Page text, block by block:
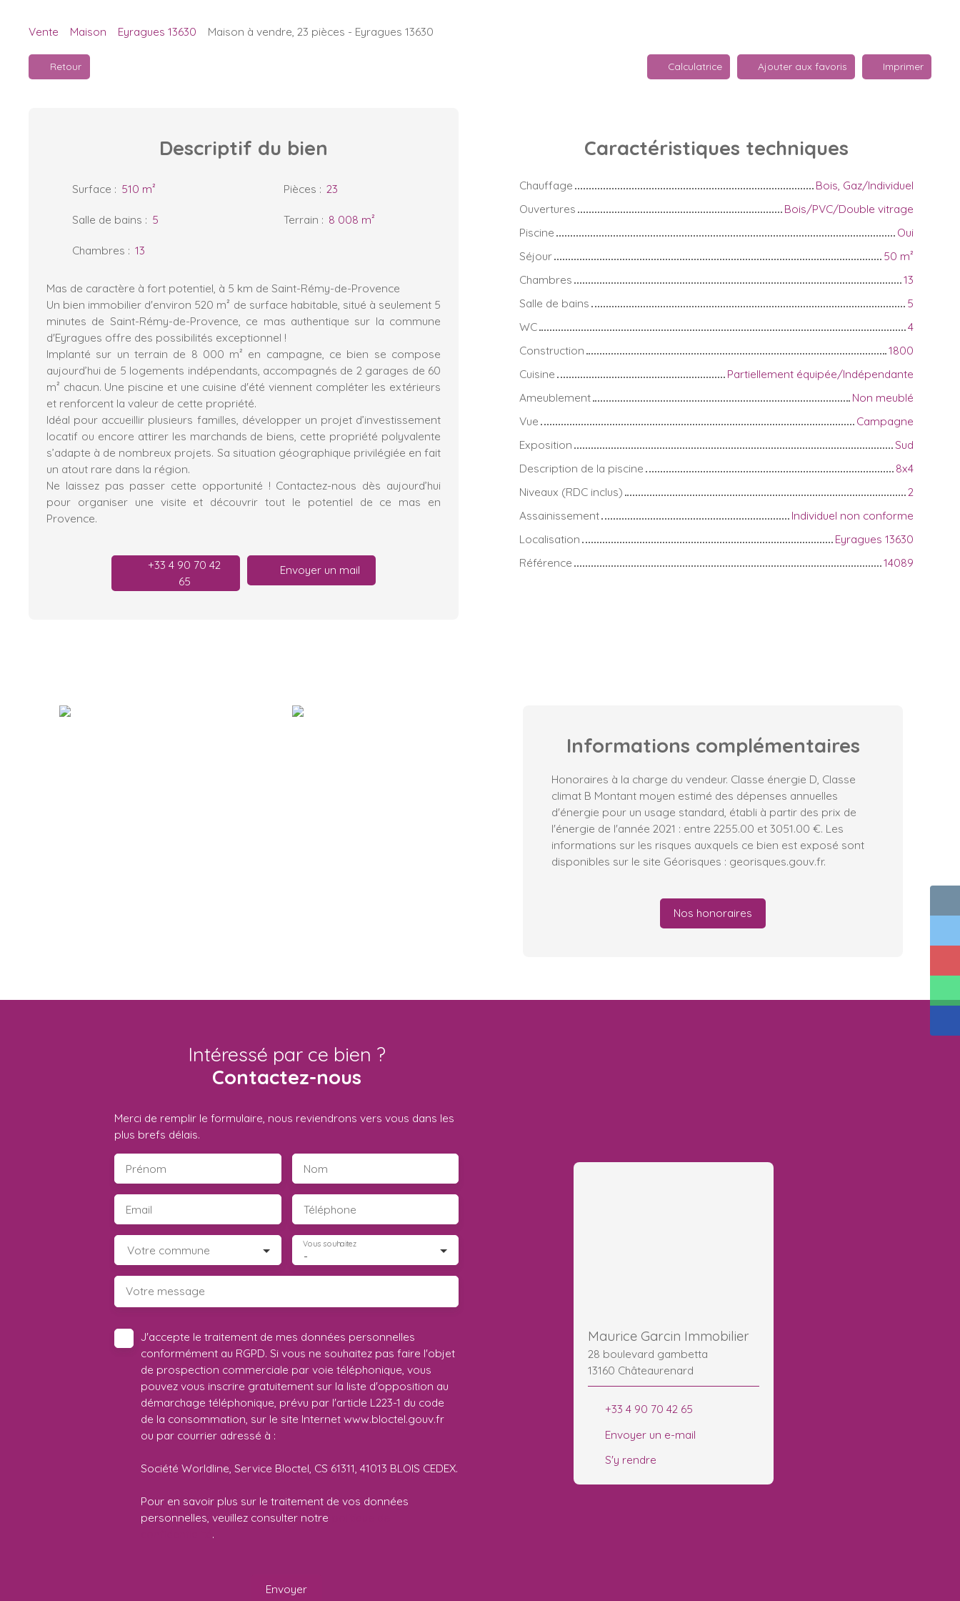
Vente Maison Eyragues 13630 Maison à vendre, 23 pièces - Eyragues 13630
Retour Calculatrice Ajouter aux favoris Imprimer
Descriptif du bien
Surface : 510 m² Pièces : 23
Salle de bains : 5 Terrain : 8 008 m²
Chambres : 13
Mas de caractère à fort potentiel, à 5 km de Saint-Rémy-de-Provence
Un bien immobilier d'environ 520 m² de surface habitable, situé à seulement 5
minutes de Saint-Rémy-de-Provence, ce mas authentique sur la commune
d'Eyragues offre des possibilités exceptionnel !
Implanté sur un terrain de 8 000 m² en campagne, ce bien se compose
aujourd’hui de 5 logements indépendants, accompagnés de 2 garages de 60
m² chacun. Une piscine et une cuisine d'été viennent compléter les extérieurs
et renforcent la valeur de cette propriété.
Idéal pour accueillir plusieurs familles, développer un projet d’investissement
locatif ou encore attirer les marchands de biens, cette propriété polyvalente
s’adapte à de nombreux projets. Sa situation géographique privilégiée en fait
un atout rare dans la région.
Ne laissez pas passer cette opportunité ! Contactez-nous dès aujourd’hui
pour organiser une visite et découvrir tout le potentiel de ce mas en
Provence.
+33 4 90 70 42
65
Envoyer un mail
Caractéristiques techniques
Chauffage
Bois, Gaz/Individuel
Ouvertures
Bois/PVC/Double vitrage
Piscine
Oui
Séjour
50 m²
Chambres
13
Salle de bains
5
WC
4
Construction
1800
Cuisine
Partiellement équipée/Indépendante
Ameublement
Non meublé
Vue
Campagne
Exposition
Sud
Description de la piscine
8x4
Niveaux (RDC inclus)
2
Assainissement
Individuel non conforme
Localisation
Eyragues 13630
Référence
14089
Informations complémentaires
Honoraires à la charge du vendeur. Classe énergie D, Classe
climat B Montant moyen estimé des dépenses annuelles
d'énergie pour un usage standard, établi à partir des prix de
l'énergie de l'année 2021 : entre 2255.00 et 3051.00 €. Les
informations sur les risques auxquels ce bien est exposé sont
disponibles sur le site Géorisques : georisques.gouv.fr.
Nos honoraires
Intéressé par ce bien ?
Contactez-nous
Merci de remplir le formulaire, nous reviendrons vers vous dans les
plus brefs délais.
Prénom Nom
Email Téléphone
Votre commune -
Vous souhaitez
Votre message
J'accepte le traitement de mes données personnelles
conformément au RGPD. Si vous ne souhaitez pas faire l'objet
de prospection commerciale par voie téléphonique, vous
pouvez vous inscrire gratuitement sur la liste d'opposition au
démarchage téléphonique, prévu par l'article L223-1 du code
de la consommation, sur le site Internet www.bloctel.gouv.fr
ou par courrier adressé à :
Société Worldline, Service Bloctel, CS 61311, 41013 BLOIS CEDEX.
Pour en savoir plus sur le traitement de vos données
personnelles, veuillez consulter notre
.
Envoyer
Maurice Garcin Immobilier
28 boulevard gambetta
13160 Châteaurenard
+33 4 90 70 42 65
Envoyer un e-mail
S'y rendre